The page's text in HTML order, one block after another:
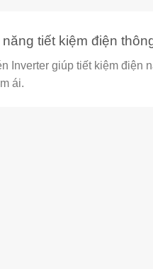
tiết kiệm điện
Inverter giúp tiết kiệm điện
ái.